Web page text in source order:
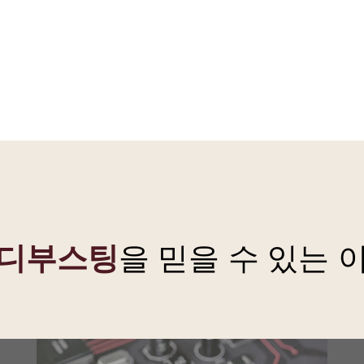
부스팅을 믿을 수 있는